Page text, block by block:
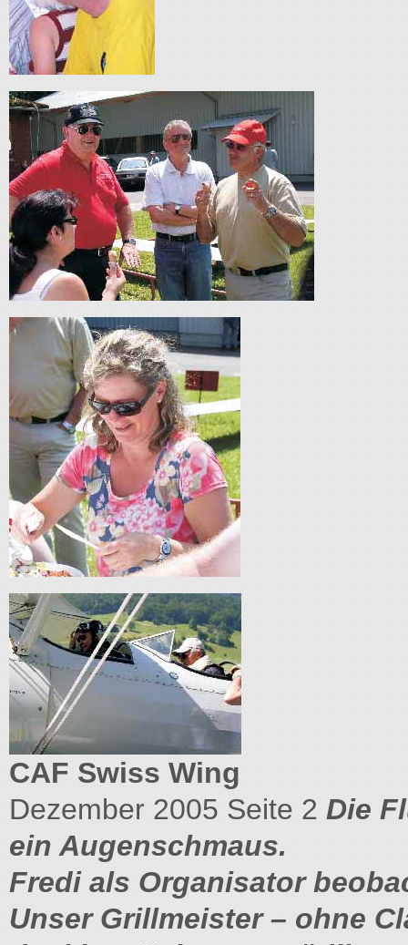
CAF Swiss Wing
Dezember 2005 Seite 2 Die
ein Augenschmaus.
Fredi als Organisator
Unser Grillmeister – ohne